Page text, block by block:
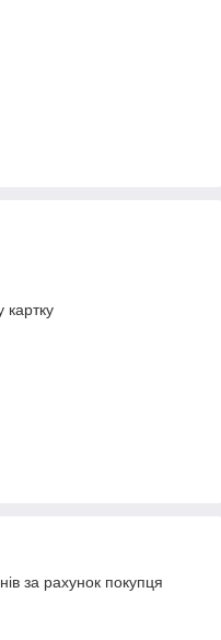
картку
за рахунок покупця